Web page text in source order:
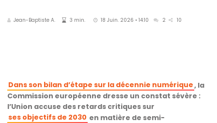
Jean-Baptiste A. 3 min. 18 Juin. 2026 • 14:10 2 10
Dans son bilan d’étape sur la décennie numérique, la
Commission européenne dresse un constat sévère :
l’Union accuse des retards critiques sur
ses objectifs de 2030 en matière de semi-